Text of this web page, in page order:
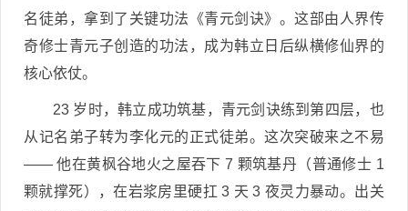
名徒弟，拿到了关键功法《青元剑诀》。这部由人界传
奇修士青元子创造的功法，成为韩立日后纵横修仙界的
核心依仗。
23 岁时，韩立成功筑基，青元剑诀练到第四层，也
从记名弟子转为李化元的正式徒弟。这次突破来之不易
—— 他在黄枫谷地火之屋吞下 7 颗筑基丹（普通修士 1
颗就撑死），在岩浆房里硬扛 3 天 3 夜灵力暴动。出关